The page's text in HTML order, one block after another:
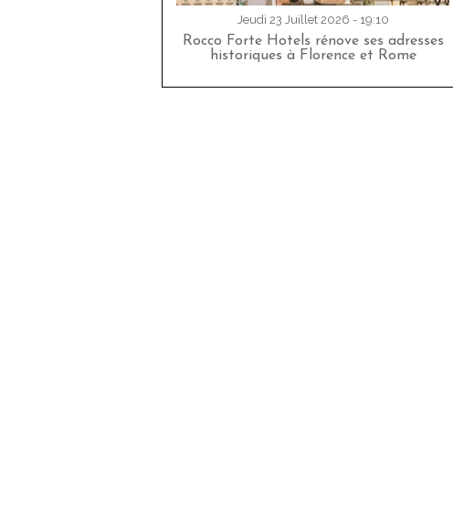
Jeudi 23 Juillet 2026 - 19:10
Rocco Forte Hotels rénove ses adresses
historiques à Florence et Rome